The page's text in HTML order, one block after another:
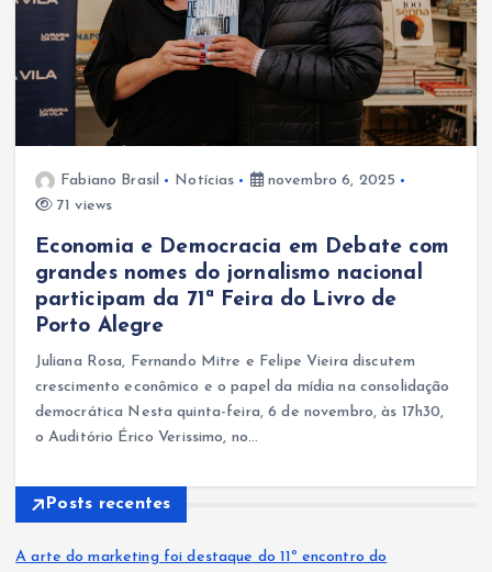
Fabiano Brasil Notícias
novembro 6, 2025
71 views
Economia e Democracia em Debate com
grandes nomes do jornalismo nacional
participam da 71ª Feira do Livro de
Porto Alegre
Juliana Rosa, Fernando Mitre e Felipe Vieira discutem
crescimento econômico e o papel da mídia na consolidação
democrática Nesta quinta-feira, 6 de novembro, às 17h30,
o Auditório Érico Verissimo, no…
Posts recentes
A arte do marketing foi destaque do 11º encontro do